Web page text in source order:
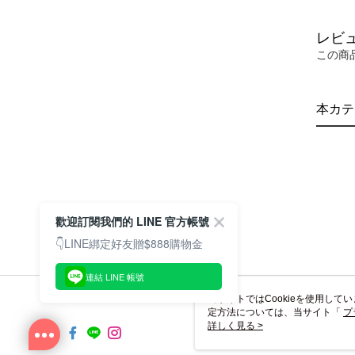
レビ
この商
本カ
当サイトではCookieを使用して
定方法については、当サイト「 プ
き使用される場合、当社がサイ
詳しく見る >
歡迎訂閱我們的 LINE 官方帳號
👇LINE綁定好友贈$888購物金
連結 LINE 帳號